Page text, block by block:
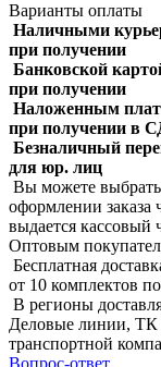
Варианты оплаты
Наличными
при получении
Банковской
при получении
Наложенным
при получении в
Безналичный
для юр. лиц
Вы можете
оформлении заказа
выдается кассовый
Оптовым
Бесплатная
от 10 комплектов
В регионы
Деловые линии, ТК
транспортной